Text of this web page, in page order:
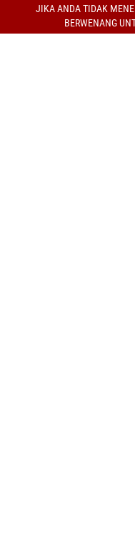
JIKA ANDA TIDAK
BERWENANG